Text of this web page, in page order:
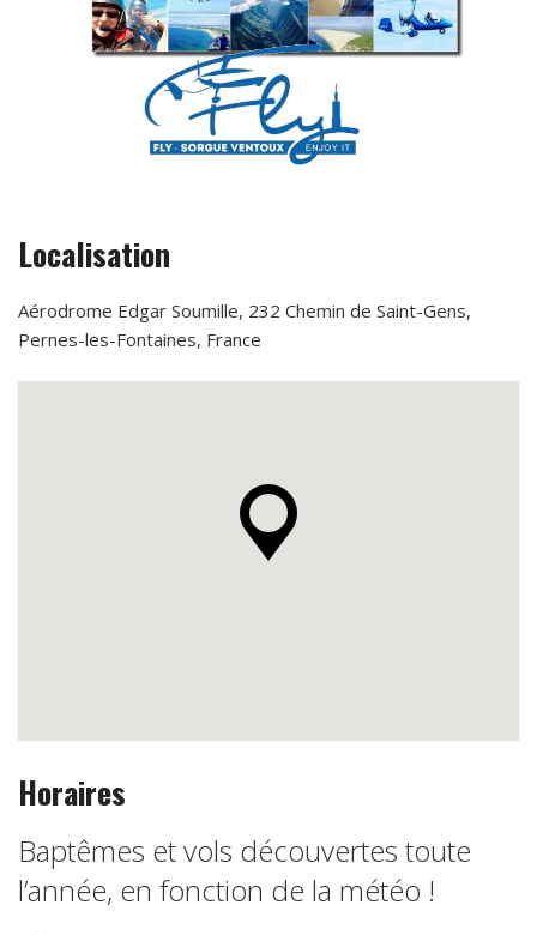
Localisation
Aérodrome Edgar Soumille, 232 Chemin de Saint-Gens,
Pernes-les-Fontaines, France
Horaires
Baptêmes et vols découvertes toute
l’année, en fonction de la météo !